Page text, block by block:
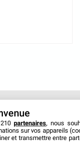
partenaires, nous
sur vos appareils
et transmettre entre